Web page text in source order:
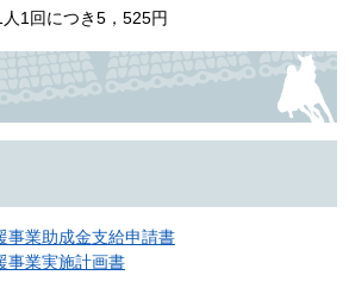
1回につき5，525円
事業助成金支給申請書
事業実施計画書